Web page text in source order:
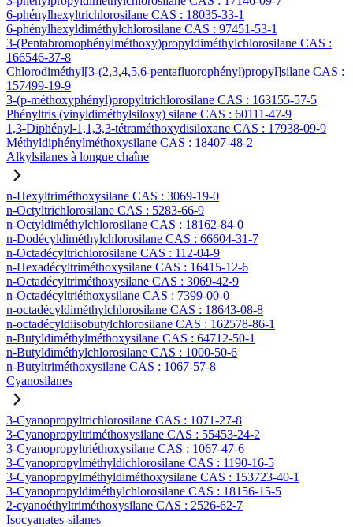
6-phénylhexyltrichlorosilane CAS : 18035-33-1
6-phénylhexyldiméthylchlorosilane CAS : 97451-53-1
3-(Pentabromophénylméthoxy)propyldiméthylchlorosilane CAS :
166546-37-8
Chlorodiméthyl[3-(2,3,4,5,6-pentafluorophényl)propyl]silane CAS :
157499-19-9
3-(p-méthoxyphényl)propyltrichlorosilane CAS : 163155-57-5
Phényltris (vinyldiméthylsiloxy) silane CAS : 60111-47-9
1,3-Diphényl-1,1,3,3-tétraméthoxydisiloxane CAS : 17938-09-9
Méthyldiphénylméthoxysilane CAS : 18407-48-2
Alkylsilanes à longue chaîne
n-Hexyltriméthoxysilane CAS : 3069-19-0
n-Octyltrichlorosilane CAS : 5283-66-9
n-Octyldiméthylchlorosilane CAS : 18162-84-0
n-Dodécyldiméthylchlorosilane CAS : 66604-31-7
n-Octadécyltrichlorosilane CAS : 112-04-9
n-Hexadécyltriméthoxysilane CAS : 16415-12-6
n-Octadécyltriméthoxysilane CAS : 3069-42-9
n-Octadécyltriéthoxysilane CAS : 7399-00-0
n-octadécyldiméthylchlorosilane CAS : 18643-08-8
n-octadécyldiisobutylchlorosilane CAS : 162578-86-1
n-Butyldiméthylméthoxysilane CAS : 64712-50-1
n-Butyldiméthylchlorosilane CAS : 1000-50-6
n-Butyltriméthoxysilane CAS : 1067-57-8
Cyanosilanes
3-Cyanopropyltrichlorosilane CAS : 1071-27-8
3-Cyanopropyltriméthoxysilane CAS : 55453-24-2
3-Cyanopropyltriéthoxysilane CAS : 1067-47-6
3-Cyanopropylméthyldichlorosilane CAS : 1190-16-5
3-Cyanopropylméthyldiméthoxysilane CAS : 153723-40-1
3-Cyanopropyldiméthylchlorosilane CAS : 18156-15-5
2-cyanoéthyltriméthoxysilane CAS : 2526-62-7
Isocyanates-silanes